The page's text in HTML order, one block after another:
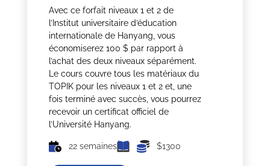
Avec ce forfait niveaux 1 et 2 de
l’Institut universitaire d’éducation
internationale de Hanyang, vous
économiserez 100 $ par rapport à
l’achat des deux niveaux séparément.
Le cours couvre tous les matériaux du
TOPIK pour les niveaux 1 et 2 et, une
fois terminé avec succès, vous pourrez
recevoir un certificat officiel de
l’Université Hanyang.
22 semaines $1300